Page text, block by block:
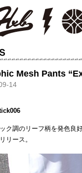
Mesh Pants
14
ク調のリーフ柄を発色良
リース。